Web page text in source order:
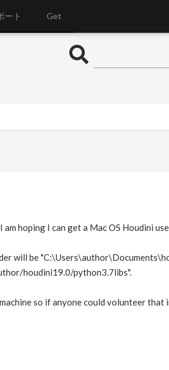
ート Get
hoping I can get a Mac OS Houdini
will be
houdini19.0/python3.7libs".
so if anyone could volunteer